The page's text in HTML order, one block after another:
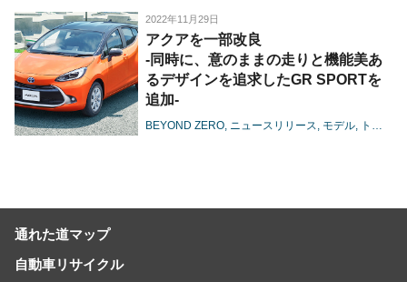
2022年11月29日
アクアを一部改良
-同時に、意のままの走りと機能美あ
るデザインを追求したGR SPORTを
追加-
BEYOND ZERO ニュースリリース モデル トヨタ
通れた道マップ
自動車リサイクル